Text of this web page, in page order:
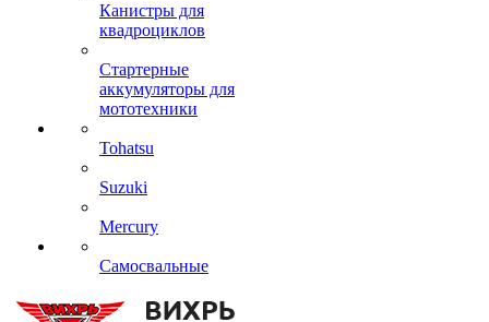
Канистры для
квадроциклов
Стартерные
аккумуляторы для
мототехники
Tohatsu
Suzuki
Mercury
Самосвальные